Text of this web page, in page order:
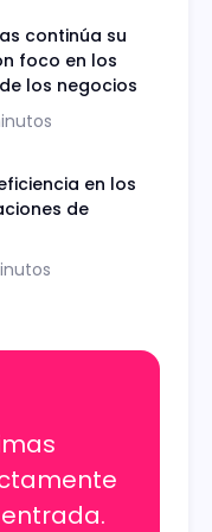
continúa su
foco en los
los negocios
en los
de